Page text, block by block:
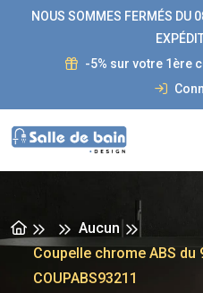
NOUS SOMMES FERMÉS DU
-5% sur votre 1ère
Aucun
Coupelle chrome ABS du
COUPABS93211